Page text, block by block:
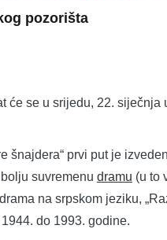
pozorišta
će se u srijedu, 22. siječnja
šnajdera“ prvi put je
suvremenu dramu (u to
na srpskom jeziku,
do 1993. godine.